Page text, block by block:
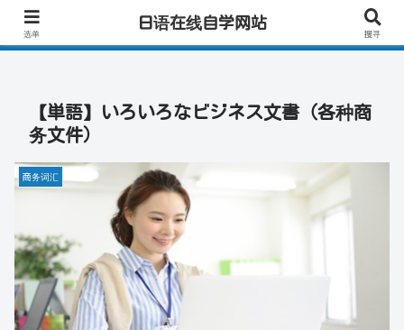
零基础日语｜快速学会实用日语｜一对一线上辅导｜专业日语母语老师｜高效会
话练习！
【単語】いろいろなビジネス文書（各种商
务文件）
商务词汇
选单
日语在线自学网站
搜寻